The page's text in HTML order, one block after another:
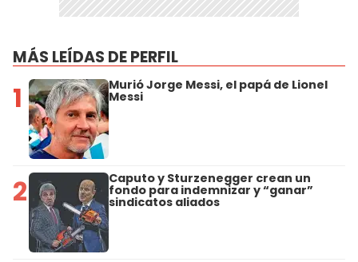
MÁS LEÍDAS DE PERFIL
1 Murió Jorge Messi, el papá de Lionel
Messi
2 Caputo y Sturzenegger crean un
fondo para indemnizar y “ganar”
sindicatos aliados